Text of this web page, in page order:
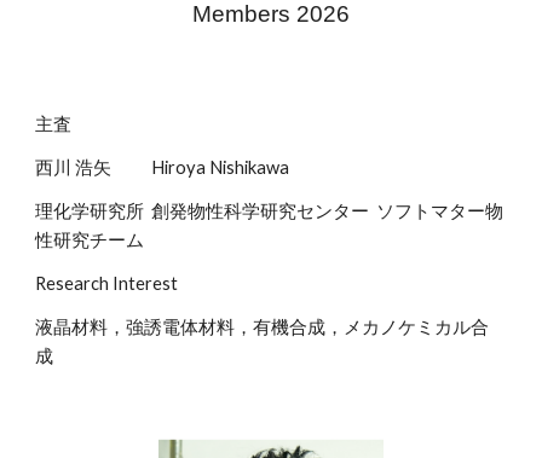
Members 2026
主査
西川 浩矢 Hiroya Nishikawa
理化学研究所 創発物性科学研究センター ソフトマター物
性研究チーム
Research Interest
液晶材料，強誘電体材料，有機合成，メカノケミカル合
成